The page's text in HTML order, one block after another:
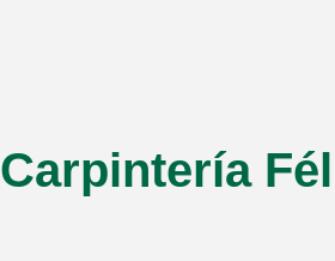
Carpintería